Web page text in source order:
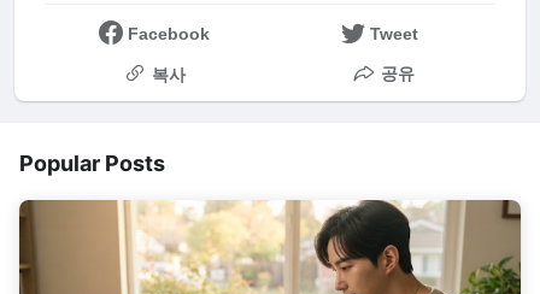
Facebook Tweet
복사 공유
Popular Posts